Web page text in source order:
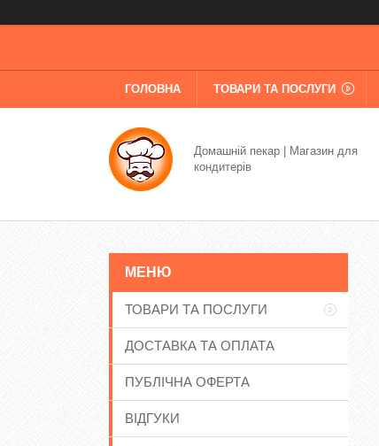
ГОЛОВНА ТОВАРИ ТА ПОСЛУГИ
Домашній пекар | Магазин для
кондитерів
ТОВАРИ ТА ПОСЛУГИ
ДОСТАВКА ТА ОПЛАТА
ПУБЛІЧНА ОФЕРТА
ВІДГУКИ